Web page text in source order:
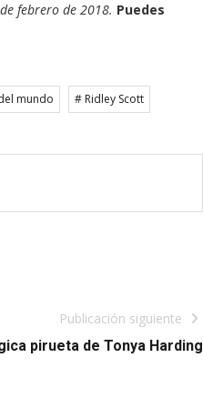
febrero de 2018. Puedes
mundo # Ridley Scott
Publicación siguiente
pirueta de Tonya Harding